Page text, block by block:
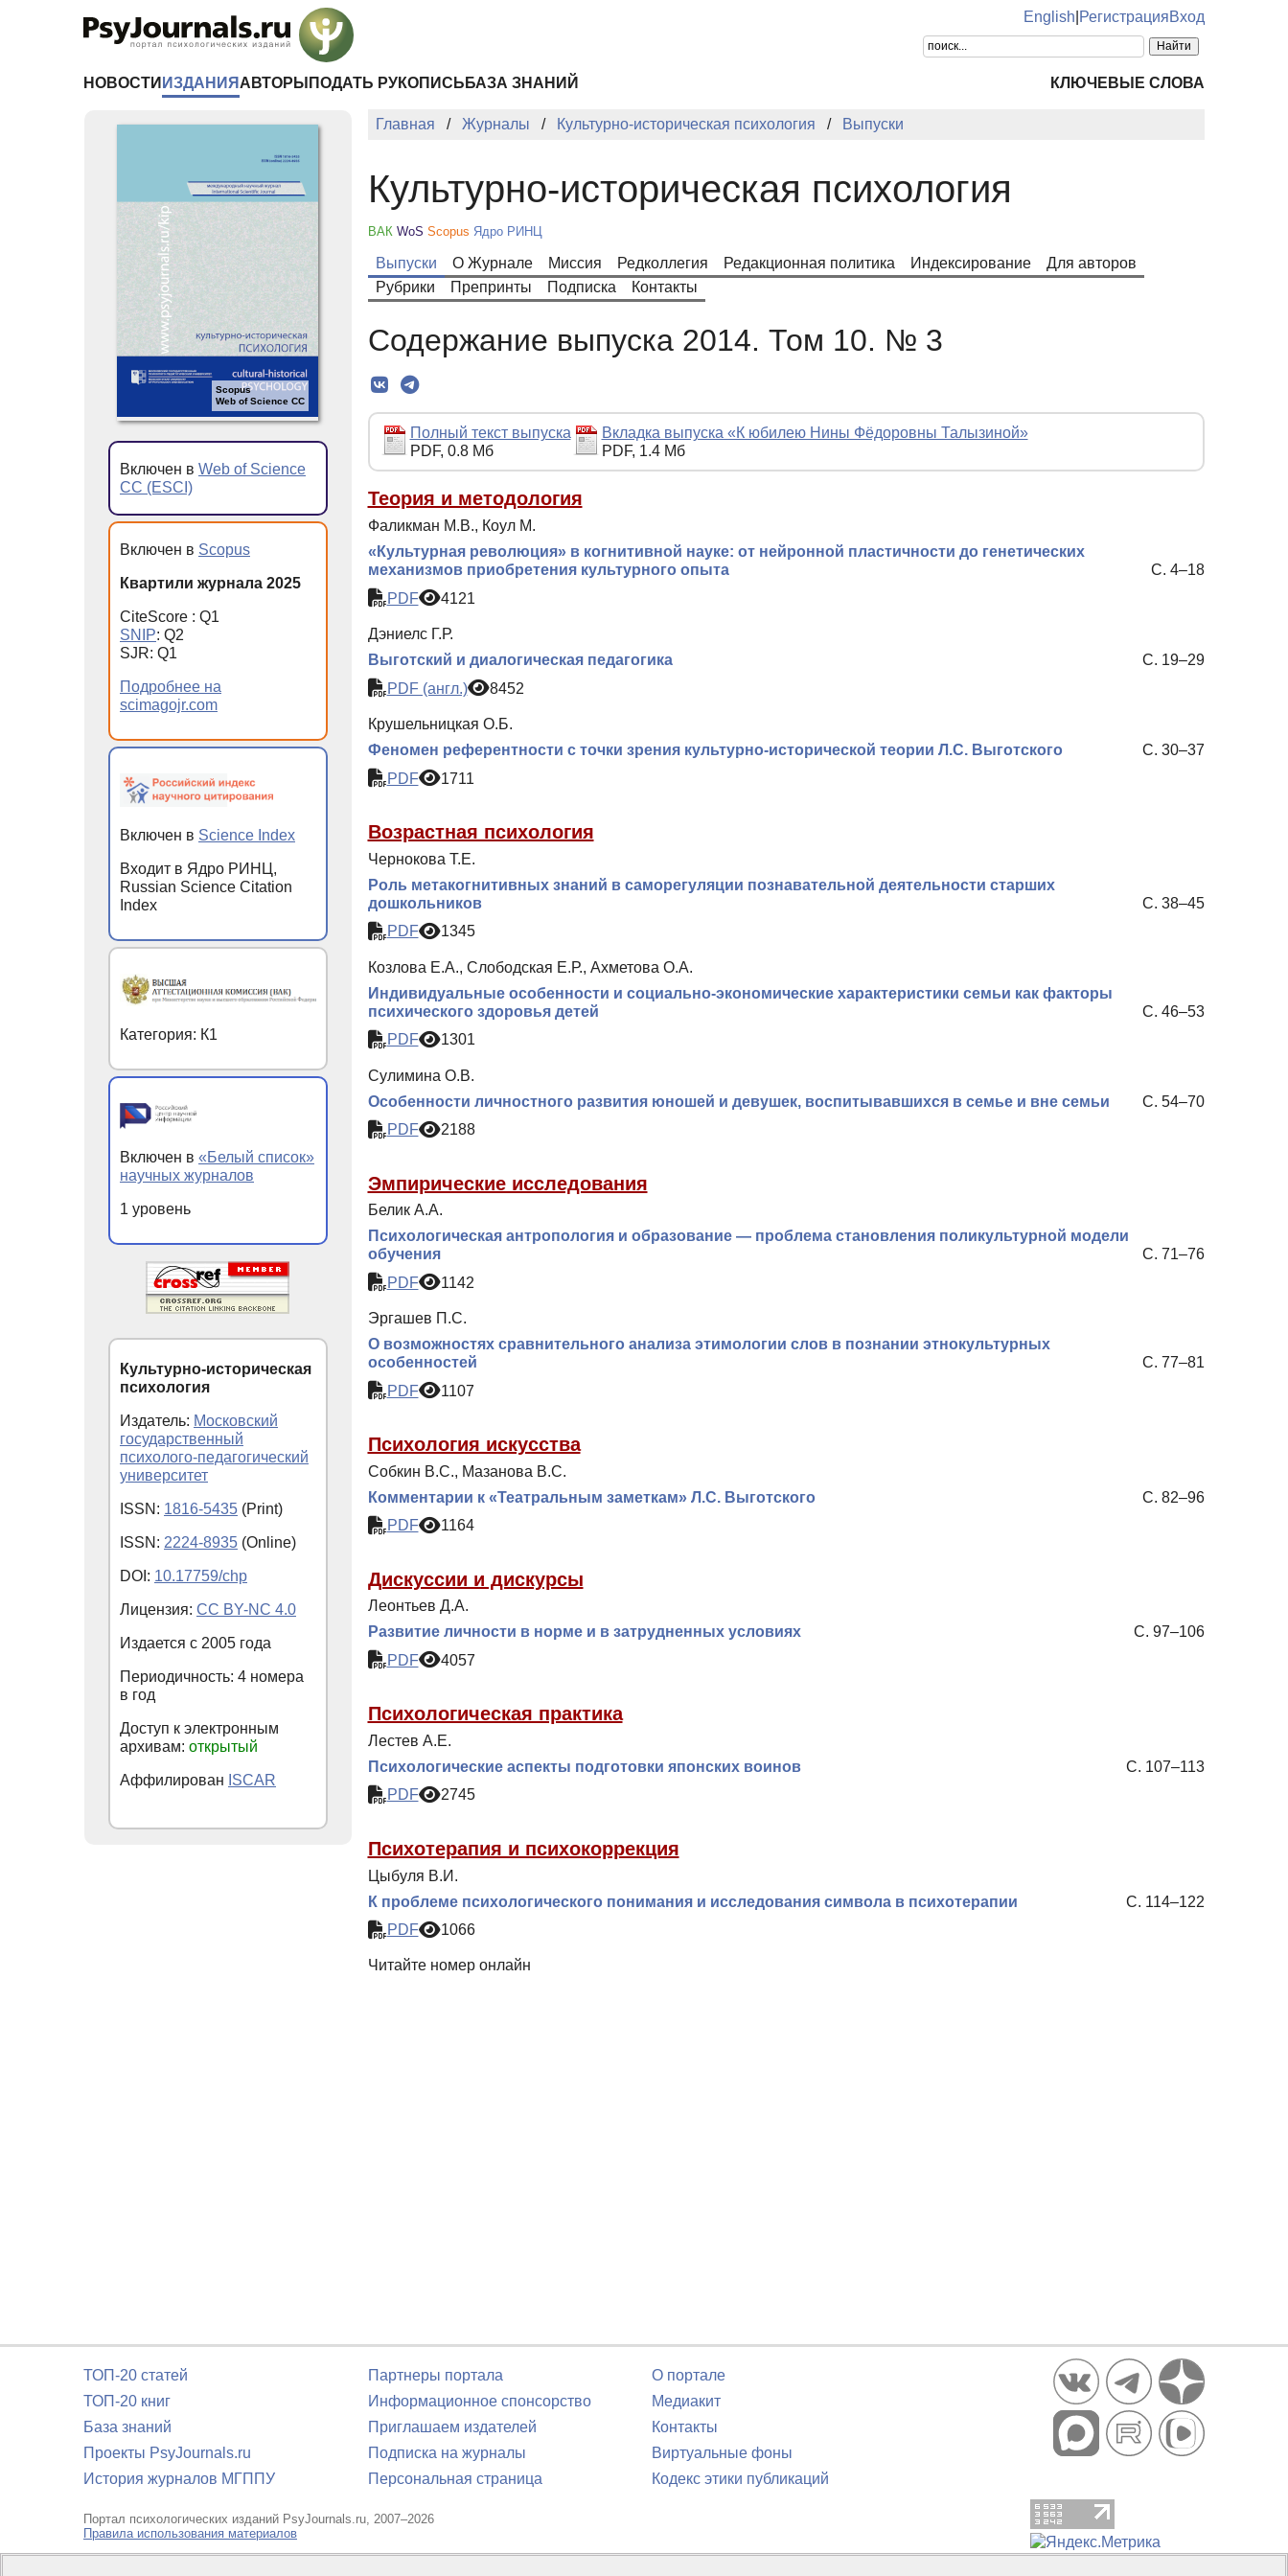
English РегистрацияВход
НОВОСТИ ИЗДАНИЯ АВТОРЫ ПОДАТЬ РУКОПИСЬ БАЗА ЗНАНИЙ КЛЮЧЕВЫЕ СЛОВА
Главная Журналы Культурно-историческая психология Выпуски
Культурно-историческая психология
ВАК WoS Scopus Ядро РИНЦ
Выпуски О Журнале Миссия Редколлегия Редакционная политика Индексирование
Для авторов
Рубрики
Препринты Подписка Контакты
Содержание выпуска 2014. Том 10. № 3
Полный текст выпуска
PDF, 0.8 Мб
Вкладка выпуска «К юбилею Нины Фёдоровны Талызиной»
PDF, 1.4 Мб
Теория и методология
Фаликман М.В., Коул М.
«Культурная революция» в когнитивной науке: от нейронной пластичности до генетических
механизмов приобретения культурного опыта
С. 4–18
PDF
4121
Дэниелс Г.Р.
Выготский и диалогическая педагогика
С. 19–29
PDF (англ.)
8452
Крушельницкая О.Б.
Феномен референтности с точки зрения культурно-исторической теории Л.С. Выготского
С. 30–37
PDF
1711
Возрастная психология
Чернокова Т.Е.
Роль метакогнитивных знаний в саморегуляции познавательной деятельности старших
дошкольников
С. 38–45
PDF
1345
Козлова Е.А., Слободская Е.Р., Ахметова О.А.
Индивидуальные особенности и социально-экономические характеристики семьи как факторы
психического здоровья детей
С. 46–53
PDF
1301
Сулимина О.В.
Особенности личностного развития юношей и девушек, воспитывавшихся в семье и вне семьи
С. 54–70
PDF
2188
Эмпирические исследования
Белик А.А.
Психологическая антропология и образование — проблема становления поликультурной модели
обучения
С. 71–76
PDF
1142
Эргашев П.С.
О возможностях сравнительного анализа этимологии слов в познании этнокультурных
особенностей
С. 77–81
PDF
1107
Психология искусства
Собкин В.С., Мазанова В.С.
Комментарии к «Театральным заметкам» Л.С. Выготского
С. 82–96
PDF
1164
Дискуссии и дискурсы
Леонтьев Д.А.
Развитие личности в норме и в затрудненных условиях
С. 97–106
PDF
4057
Психологическая практика
Лестев А.Е.
Психологические аспекты подготовки японских воинов
С. 107–113
PDF
2745
Психотерапия и психокоррекция
Цыбуля В.И.
К проблеме психологического понимания и исследования символа в психотерапии
С. 114–122
PDF
1066
Читайте номер онлайн
Scopus
Web of Science CC
Включен в Web of Science
CC (ESCI)
Включен в Scopus
Квартили журнала 2025
CiteScore : Q1
SNIP: Q2
SJR: Q1
Подробнее на
scimagojr.com
Включен в Science Index
Входит в Ядро РИНЦ,
Russian Science Citation
Index
Категория: К1
Включен в «Белый список»
научных журналов
1 уровень
Культурно-историческая
психология
Издатель: Московский
государственный
психолого-педагогический
университет
ISSN: 1816-5435 (Print)
ISSN: 2224-8935 (Online)
DOI: 10.17759/chp
Лицензия: CC BY-NC 4.0
Издается с 2005 года
Периодичность: 4 номера
в год
Доступ к электронным
архивам: открытый
Аффилирован ISCAR
ТОП-20 статей
ТОП-20 книг
База знаний
Проекты PsyJournals.ru
История журналов МГППУ
Партнеры портала
Информационное спонсорство
Приглашаем издателей
Подписка на журналы
Персональная страница
О портале
Медиакит
Контакты
Виртуальные фоны
Кодекс этики публикаций
Портал психологических изданий PsyJournals.ru, 2007–2026
Правила использования материалов
Свидетельство регистрации СМИЭл № ФС77-66447 от 14 июля 2016 г.